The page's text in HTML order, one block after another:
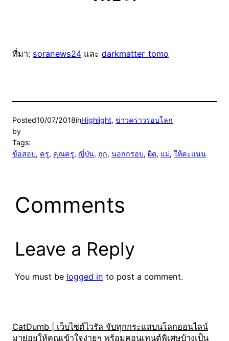
ที่มา: soranews24 และ darkmatter_tomo
Posted10/07/2018inHighlight, ข่าวคราวรอบโลก
by
Tags:
ข้อสอบ, ครู, คุณครู, ญี่ปุ่น, ถูก, นอกกรอบ, ผิด, แม่, ให้คะแนน
Comments
Leave a Reply
You must be logged in to post a comment.
CatDumb | เว็บไซต์ไวรัล จับทุกกระแสบนโลกออนไลน์
มาย่อยให้คุณเข้าใจง่ายๆ พร้อมคอนเทนต์พิเศษบ้างเป็น